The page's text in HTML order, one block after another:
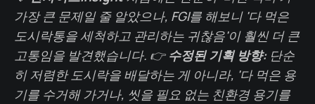
가장 큰 문제일 줄 알았으나, FGI를 해보니 '다 먹은
도시락통을 세척하고 관리하는 귀찮음'이 훨씬 더 큰
고통임을 발견했습니다. 👉 수정된 기획 방향:단순
히 저렴한 도시락을 배달하는 게 아니라, '다 먹은 용
기를 수거해 가거나, 씻을 필요 없는 친환경 용기를